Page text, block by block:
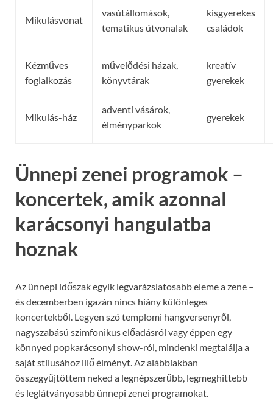
Mikulásvonat
vasútállomások,
tematikus útvonalak
kisgyerekes
családok
Kézműves
foglalkozás
művelődési házak,
könyvtárak
kreatív
gyerekek
Mikulás-ház
adventi vásárok,
élményparkok
gyerekek
Ünnepi zenei programok –
koncertek, amik azonnal
karácsonyi hangulatba
hoznak
Az ünnepi időszak egyik legvarázslatosabb eleme a zene –
és decemberben igazán nincs hiány különleges
koncertekből. Legyen szó templomi hangversenyről,
nagyszabású szimfonikus előadásról vagy éppen egy
könnyed popkarácsonyi show-ról, mindenki megtalálja a
saját stílusához illő élményt. Az alábbiakban
összegyűjtöttem neked a legnépszerűbb, legmeghittebb
és leglátványosabb ünnepi zenei programokat.